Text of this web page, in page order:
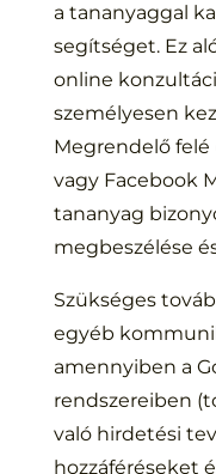
a tananyaggal
segítséget. Ez
online
személyesen
Megrendelő felé
vagy Facebook
tananyag
megbeszélése
Szükséges
egyéb
amennyiben a
rendszereiben
való hirdetési
hozzáféréseket